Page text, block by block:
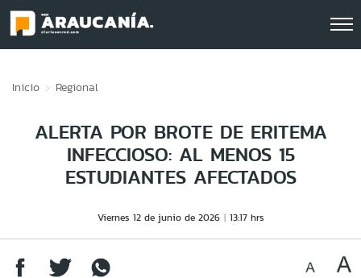
Inicio Regional
ALERTA POR BROTE DE ERITEMA
INFECCIOSO: AL MENOS 15
ESTUDIANTES AFECTADOS
Viernes 12 de junio de 2026 13:17 hrs